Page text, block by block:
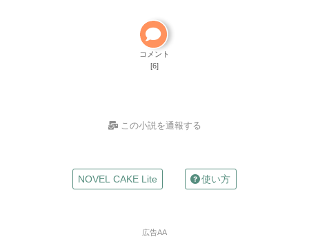
コメント
[6]
この小説を通報する
※入力した場合は確認メールが自動返信されます
NOVEL CAKE Lite 使い方
広告AA